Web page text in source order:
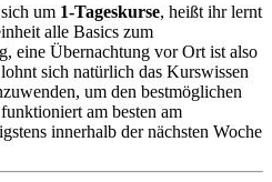
um 1-Tageskurse, heißt ihr lernt
alle Basics zum
eine Übernachtung vor Ort ist also
sich natürlich das Kurswissen
um den bestmöglichen
am besten am
innerhalb der nächsten Woche